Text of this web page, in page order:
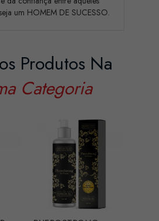
um HOMEM DE SUCESSO.
Produtos Na
Categoria